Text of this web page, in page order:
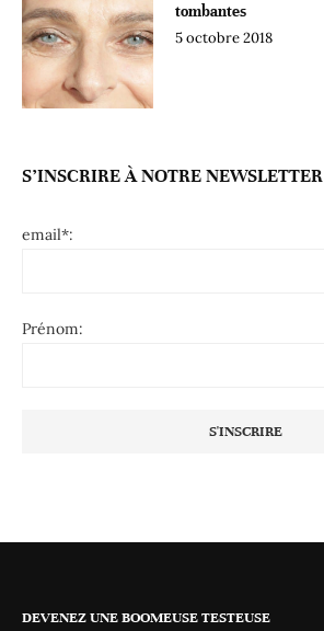
tombantes
5 octobre 2018
S’INSCRIRE À NOTRE NEWSLETTER
email*:
Prénom:
DEVENEZ UNE BOOMEUSE TESTEUSE